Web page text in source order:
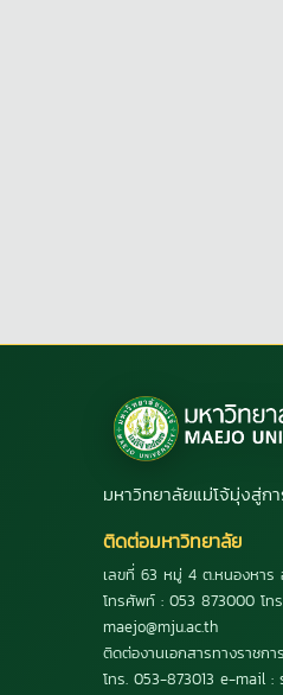
มหาวิทยาลัยแม่โจ้มุ่งสู่ก
ติดต่อมหาวิทยาลัย
เลขที่ 63 หมู่ 4 ต.หนองหาร
โทรศัพท์ : 053 873000 โท
maejo@mju.ac.th
ติดต่องานเอกสารทางราชก
โทร. 053-873013 e-mail :